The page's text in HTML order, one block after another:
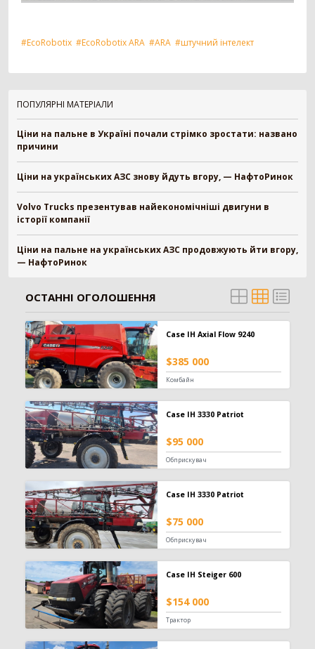
#EcoRobotix #EcoRobotix ARA #ARA #штучний інтелект
ПОПУЛЯРНІ МАТЕРІАЛИ
Ціни на пальне в Україні почали стрімко зростати: названо
причини
Ціни на українських АЗС знову йдуть вгору, — НафтоРинок
Volvo Trucks презентував найекономічніші двигуни в
історії компанії
Ціни на пальне на українських АЗС продовжують йти вгору,
— НафтоРинок
ОСТАННІ ОГОЛОШЕННЯ
Case IH Axial Flow 9240
$385 000
Комбайн
Case IH 3330 Patriot
$95 000
Обприскувач
Case IH 3330 Patriot
$75 000
Обприскувач
Case IH Steiger 600
$154 000
Трактор